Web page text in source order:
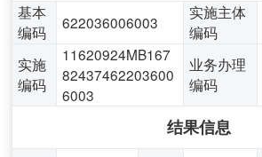
基本
编码
622036006003
实施主体
编码
实施
编码
11620924MB167
82437462203600
6003
业务办理
编码
结果信息